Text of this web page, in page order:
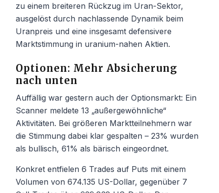
zu einem breiteren Rückzug im Uran-Sektor,
ausgelöst durch nachlassende Dynamik beim
Uranpreis und eine insgesamt defensivere
Marktstimmung in uranium-nahen Aktien.
Optionen: Mehr Absicherung
nach unten
Auffällig war gestern auch der Optionsmarkt: Ein
Scanner meldete 13 „außergewöhnliche“
Aktivitäten. Bei größeren Marktteilnehmern war
die Stimmung dabei klar gespalten – 23% wurden
als bullisch, 61% als bärisch eingeordnet.
Konkret entfielen 6 Trades auf Puts mit einem
Volumen von 674.135 US-Dollar, gegenüber 7